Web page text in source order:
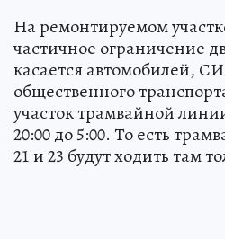
На ремонтируемом
частичное ограничение
касается автомобилей,
общественного
участок трамвайной
20:00 до 5:00. То есть
21 и 23 будут ходить там